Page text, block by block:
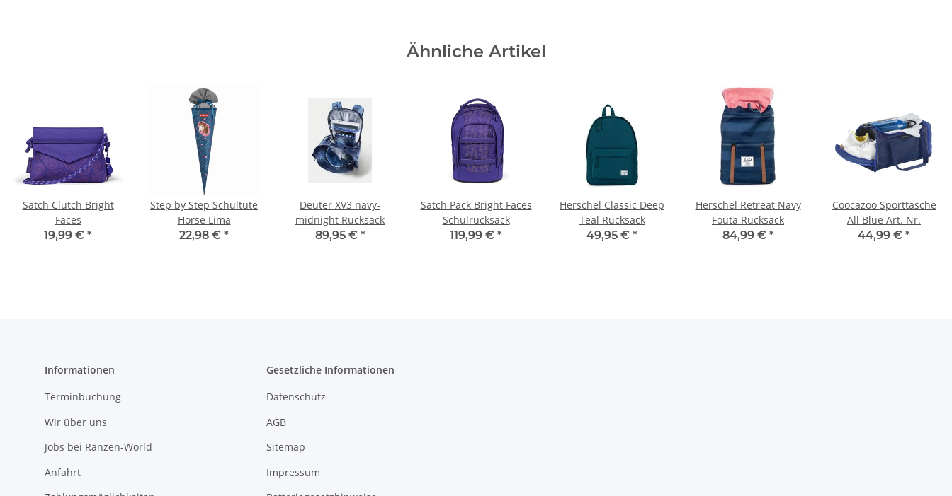
Ähnliche Artikel
Satch Clutch Bright
Faces
19,99 € *
Step by Step Schultüte
Horse Lima
22,98 € *
Deuter XV3 navy-
midnight Rucksack
89,95 € *
Satch Pack Bright Faces
Schulrucksack
119,99 € *
Herschel Classic Deep
Teal Rucksack
49,95 € *
Herschel Retreat Navy
Fouta Rucksack
84,99 € *
Coocazoo Sporttasche
All Blue Art. Nr.
44,99 € *
Informationen
Terminbuchung
Wir über uns
Jobs bei Ranzen-World
Anfahrt
Gesetzliche Informationen
Datenschutz
AGB
Sitemap
Impressum